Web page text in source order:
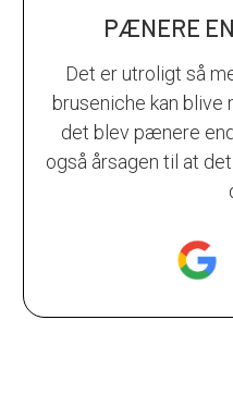
PÆNERE
Det er utroligt så
bruseniche kan blive
det blev pænere
også årsagen til at